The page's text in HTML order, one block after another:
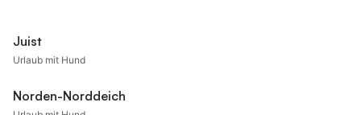
Juist
Urlaub mit Hund
Norden-Norddeich